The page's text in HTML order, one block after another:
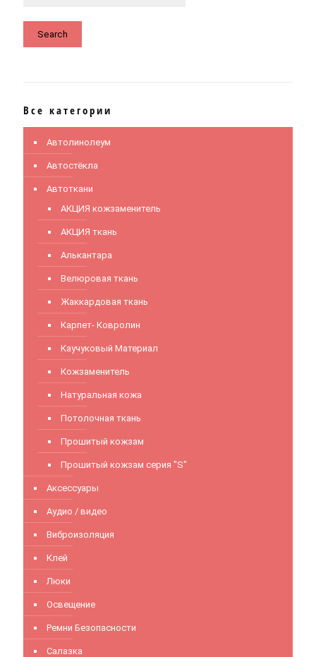
Search
Все категории
Автолинолеум
Автостёкла
Автоткани
АКЦИЯ кожзаменитель
АКЦИЯ ткань
Алькантара
Велюровая ткань
Жаккардовая ткань
Карпет- Ковролин
Каучуковый Материал
Кожзаменитель
Натуральная кожа
Потолочная ткань
Прошитый кожзам
Прошитый кожзам серия "S"
Аксессуары
Аудио / видео
Виброизоляция
Клей
Люки
Освещение
Ремни Безопасности
Салазка